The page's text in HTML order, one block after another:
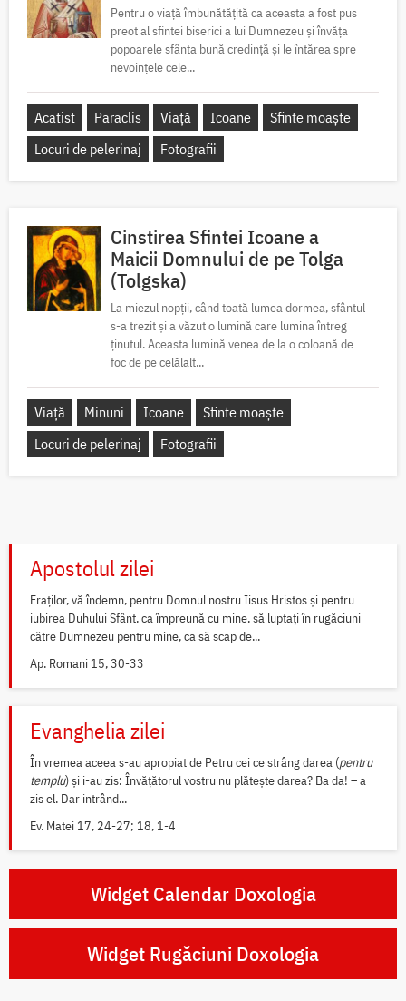
Pentru o viață îmbunătățită ca aceasta a fost pus
preot al sfintei biserici a lui Dumnezeu și învăța
popoarele sfânta bună credință și le întărea spre
nevoințele cele...
Acatist Paraclis Viață Icoane
Sfinte moaște
Locuri de pelerinaj
Fotografii
Cinstirea Sfintei Icoane a
Maicii Domnului de pe Tolga
(Tolgska)
La miezul nopții, când toată lumea dormea, sfântul
s-a trezit și a văzut o lumină care lumina întreg
ținutul. Aceasta lumină venea de la o coloană de
foc de pe celălalt...
Viață Minuni Icoane
Sfinte moaște
Locuri de pelerinaj
Fotografii
Apostolul zilei
Fraților, vă îndemn, pentru Domnul nostru Iisus Hristos și pentru
iubirea Duhului Sfânt, ca împreună cu mine, să luptați în rugăciuni
către Dumnezeu pentru mine, ca să scap de...
Ap. Romani 15, 30-33
Evanghelia zilei
În vremea aceea s-au apropiat de Petru cei ce strâng darea (pentru
templu) și i-au zis: Învățătorul vostru nu plătește darea? Ba da! – a
zis el. Dar intrând...
Ev. Matei 17, 24-27; 18, 1-4
Widget Calendar Doxologia
Widget Rugăciuni Doxologia